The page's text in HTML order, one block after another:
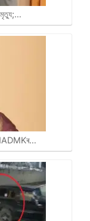
মৃত্যু;…
AIADMKৰ…